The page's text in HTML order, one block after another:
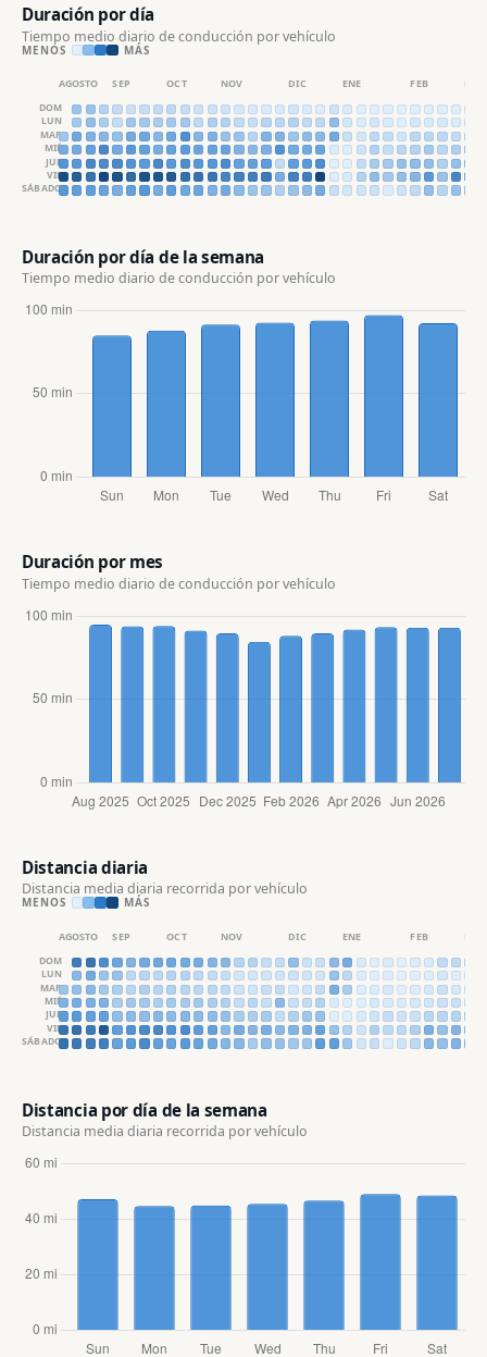
Duración por día
Tiempo medio diario de conducción por vehículo
MENOS MÁS
DOM
LUN
MAR
MIÉ
JUE
VIE
SÁBADO
AGOSTO SEP OCT NOV DIC ENE FEB
Duración por día de la semana
Tiempo medio diario de conducción por vehículo
Duración por mes
Tiempo medio diario de conducción por vehículo
Distancia diaria
Distancia media diaria recorrida por vehículo
MENOS MÁS
DOM
LUN
MAR
MIÉ
JUE
VIE
SÁBADO
AGOSTO SEP OCT NOV DIC ENE FEB
Distancia por día de la semana
Distancia media diaria recorrida por vehículo